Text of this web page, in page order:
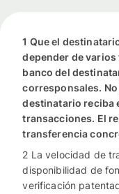
1 Que el
depender de
banco del
corresponsales.
destinatario reciba
transacciones. El
transferencia
2 La velocidad de
disponibilidad de
verificación